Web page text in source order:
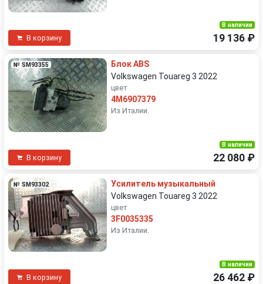
В корзину
В наличии
19 136 ₽
№ SM93355
Блок ABS
Volkswagen Touareg 3 2022
цвет
4M6907379
Из Италии.
В корзину
В наличии
22 080 ₽
№ SM93302
Усилитель музыкальный
Volkswagen Touareg 3 2022
цвет
3F0035335
Из Италии.
В корзину
В наличии
26 462 ₽